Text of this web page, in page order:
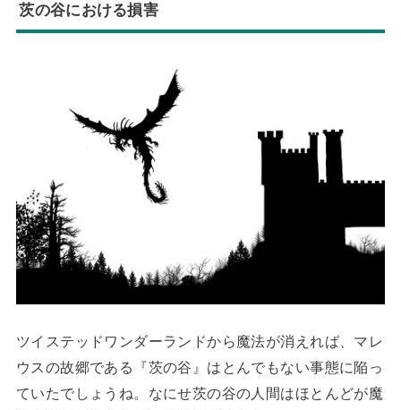
茨の谷における損害
ツイステッドワンダーランドから魔法が消えれば、マレ
ウスの故郷である『茨の谷』はとんでもない事態に陥っ
ていたでしょうね。なにせ茨の谷の人間はほとんどが魔